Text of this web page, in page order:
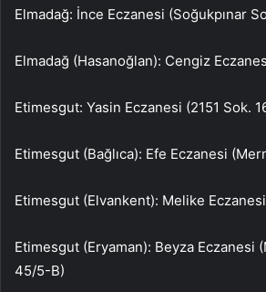
Elmadağ: İnce Eczanesi (Soğukpınar
Elmadağ (Hasanoğlan): Cengiz
Etimesgut: Yasin Eczanesi (2151 Sok.
Etimesgut (Bağlıca): Efe Eczanesi
Etimesgut (Elvankent): Melike
Etimesgut (Eryaman): Beyza Eczanesi
45/5-B)